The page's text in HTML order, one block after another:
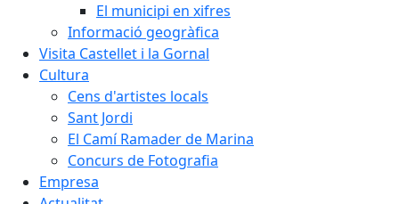
El municipi en xifres
Informació geogràfica
Visita Castellet i la Gornal
Cultura
Cens d'artistes locals
Sant Jordi
El Camí Ramader de Marina
Concurs de Fotografia
Empresa